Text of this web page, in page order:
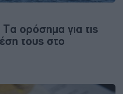
ορόσημα για τις
τους στο